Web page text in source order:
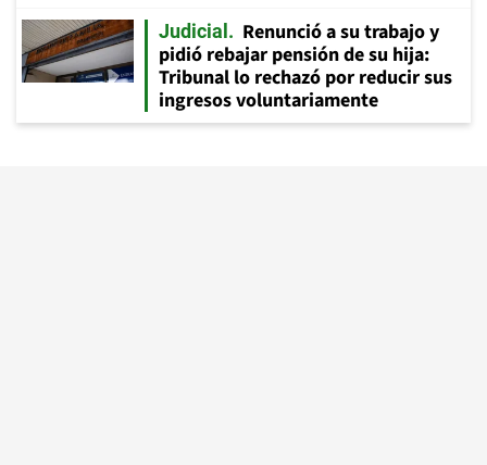
Judicial
Renunció a su trabajo y
pidió rebajar pensión de su hija:
Tribunal lo rechazó por reducir sus
ingresos voluntariamente